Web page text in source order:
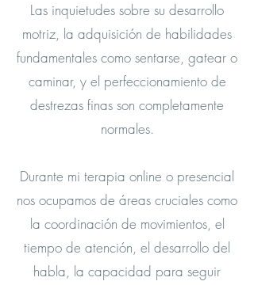
Las inquietudes sobre su desarrollo
motriz, la adquisición de habilidades
fundamentales como sentarse, gatear o
caminar, y el perfeccionamiento de
destrezas finas son completamente
normales.
Durante mi terapia online o presencial
nos ocupamos de áreas cruciales como
la coordinación de movimientos, el
tiempo de atención, el desarrollo del
habla, la capacidad para seguir